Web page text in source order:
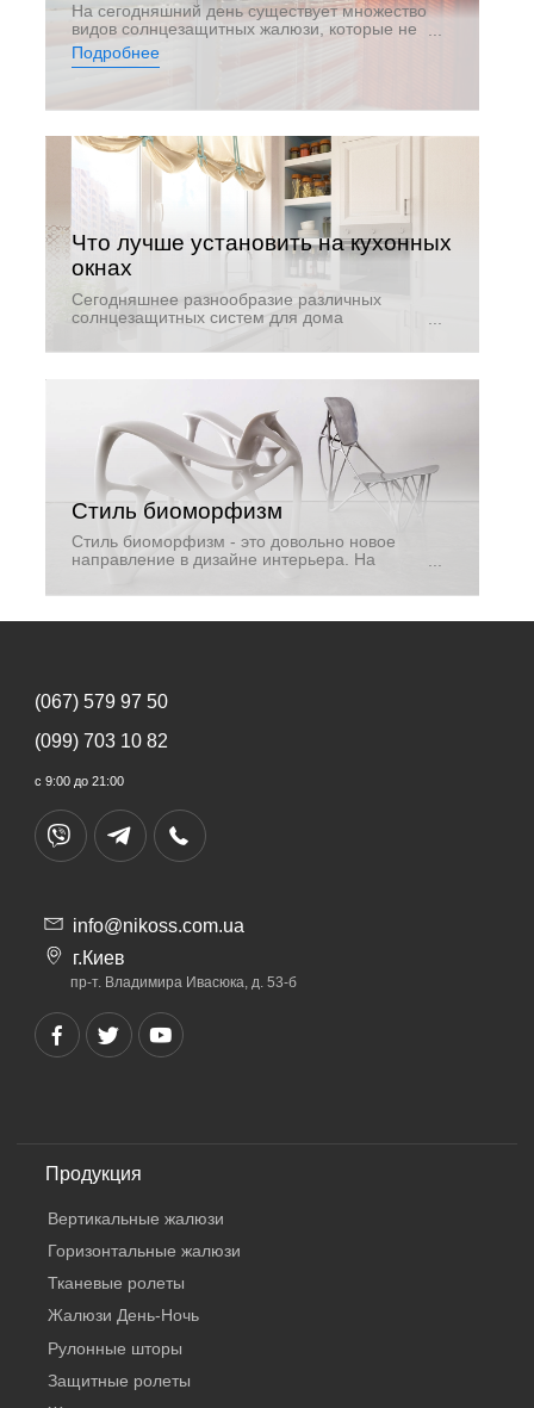
На сегодняшний день существует множество
видов солнцезащитных жалюзи, которые не
только защищают интерьер от яркого
солнца, но и станут достойным украшением
Подробнее
Что лучше установить на кухонных
окнах
Сегодняшнее разнообразие различных
солнцезащитных систем для дома
конкуренция между ними и классическими
Стиль биоморфизм
Стиль биоморфизм - это довольно новое
направление в дизайне интерьера. На
лучшее, что вообще есть в современных
(067) 579 97 50
(099) 703 10 82
с 9:00 до 21:00
info@nikoss.com.ua
г.Киев
пр-т. Владимира Ивасюка, д. 53-б
Продукция
Вертикальные жалюзи
Горизонтальные жалюзи
Тканевые ролеты
Жалюзи День-Ночь
Рулонные шторы
Защитные ролеты